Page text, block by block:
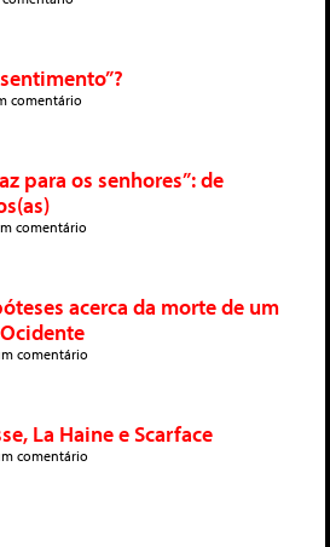
comentário
para os senhores”: de
comentário
acerca da morte de um
comentário
La Haine e Scarface
comentário